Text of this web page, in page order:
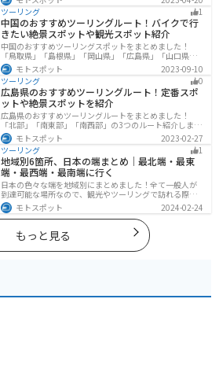
す。バイクで岩手県にツーリングに行く際は参考にして
ください。
ツーリング
1
中国のおすすめツーリングルート！バイクで行
きたい絶景スポットや観光スポット紹介
中国のおすすめツーリングスポットをまとめました！
「鳥取県」「島根県」「岡山県」「広島県」「山口県」
の各県の観光地紹介します。自然豊かな山々や湖、温泉
地が点在し、四季折々の景色を楽しめるスポットが多数
あります。バイクで中国にツーリングに行く際は参考に
してください。
モトスポット
2023-09-10
ツーリング
0
広島県のおすすめツーリングルート！定番スポ
ットや絶景スポットを紹介
広島県のおすすめツーリングルートをまとめました！
「北部」「南東部」「南西部」の3つのルート紹介しま
す。自然豊かな山と海だけでなく、歴史的価値のある建
造物も多数あるので、飽きることなくツーリングを堪能
できます。バイクで広島県にツーリングに行く際は参考
にしてください。
モトスポット
2023-02-27
ツーリング
1
地域別6箇所、日本の端まとめ｜最北端・最東
端・最西端・最南端に行く
日本の色々な端を地域別にまとめました！全て一般人が
到達可能な場所なので、観光やツーリングで訪れる際の
参考にしてください。
モトスポット 2024-02-24
もっと見る